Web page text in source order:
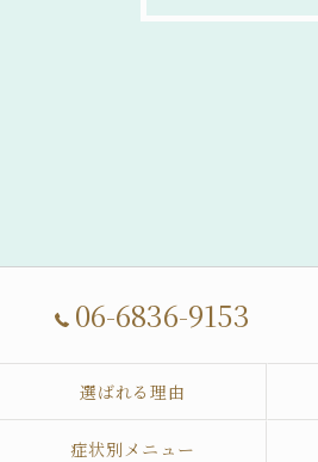
06-6836-9153
選ばれる理由
症状別メニュー